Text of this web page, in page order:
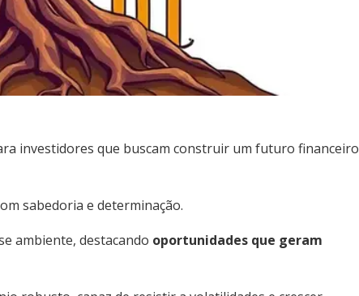
investidores que buscam construir um futuro financeiro
sabedoria e determinação.
ambiente, destacando oportunidades que geram